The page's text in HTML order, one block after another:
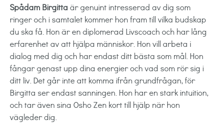
Spådam Birgittaär genuint intresserad av dig som
ringer och i samtalet kommer hon fram till vilka budskap
du ska få. Hon är en diplomerad Livscoach och har lång
erfarenhet av att hjälpa människor. Hon vill arbeta i
dialog med dig och har endast ditt bästa som mål. Hon
fångar genast upp dina energier och vad som rör sig i
ditt liv. Det går inte att komma ifrån grundfrågan, för
Birgitta ser endast sanningen. Hon har en stark intuition,
och tar även sina Osho Zen kort till hjälp när hon
vägleder dig.